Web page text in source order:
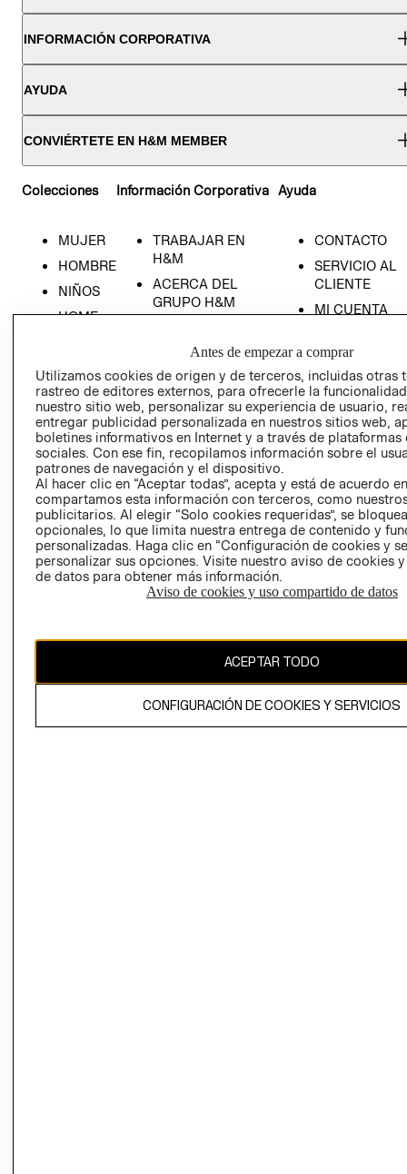
INFORMACIÓN CORPORATIVA
AYUDA
CONVIÉRTETE EN H&M MEMBER
Colecciones
MUJER
HOMBRE
NIÑOS
HOME
Información Corporativa
TRABAJAR EN
H&M
ACERCA DEL
GRUPO H&M
SOCIAL
PRENSA
RELACIÓN CON
INVERSIONISTAS
POLÍTICA
EMPRESARIAL
Ayuda
CONTACTO
SERVICIO AL
CLIENTE
MI CUENTA
TIENDAS
- RETIRO EN
TIENDA
TÉRMINOS Y
CONDICIONES
AVISO DE
PRIVACIDAD
GIFT CARD
AVISO DE
COOKIES
CAMBIAR REGIÓN
Antes de empezar a comprar
Utilizamos cookies de origen y de terceros, incluidas otras
rastreo de editores externos, para ofrecerle la
nuestro sitio web, personalizar su experiencia de usuario,
entregar publicidad personalizada en nuestros sitios web,
boletines informativos en Internet y a través de plataformas
sociales. Con ese fin, recopilamos información sobre el
patrones de navegación y el dispositivo.
Al hacer clic en “Aceptar todas”, acepta y está de acuerdo
compartamos esta información con terceros, como
publicitarios. Al elegir “Solo cookies requeridas”, se
opcionales, lo que limita nuestra entrega de contenido y
personalizadas. Haga clic en “Configuración de cookies y
personalizar sus opciones. Visite nuestro aviso de cookies
de datos para obtener más información.
Aviso de cookies y uso compartido de datos
ACEPTAR TODO
CONFIGURACIÓN DE COOKIES Y SERVICIOS